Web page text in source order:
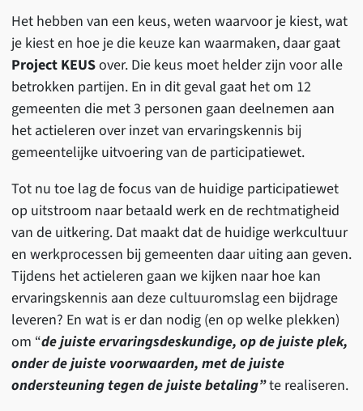
Het hebben van een keus, weten waarvoor je kiest, wat
je kiest en hoe je die keuze kan waarmaken, daar gaat
Project KEUSover. Die keus moet helder zijn voor alle
betrokken partijen. En in dit geval gaat het om 12
gemeenten die met 3 personen gaan deelnemen aan
het actieleren over inzet van ervaringskennis bij
gemeentelijke uitvoering van de participatiewet.
Tot nu toe lag de focus van de huidige participatiewet
op uitstroom naar betaald werk en de rechtmatigheid
van de uitkering. Dat maakt dat de huidige werkcultuur
en werkprocessen bij gemeenten daar uiting aan geven.
Tijdens het actieleren gaan we kijken naar hoe kan
ervaringskennis aan deze cultuuromslag een bijdrage
leveren? En wat is er dan nodig (en op welke plekken)
om “de juiste ervaringsdeskundige, op de juiste plek,
onder de juiste voorwaarden, met de juiste
ondersteuning tegen de juiste betaling”te realiseren.